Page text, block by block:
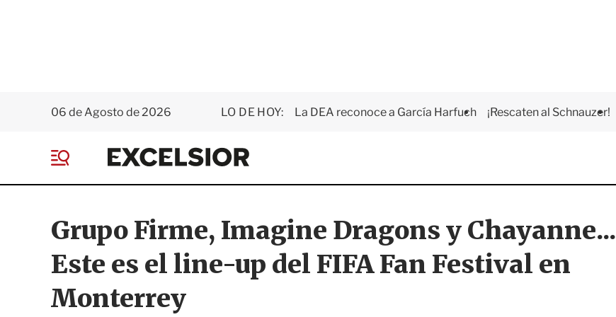
06 de Agosto de 2026 LO DE HOY: La DEA reconoce a García Harfuch ¡Rescaten al Schnauzer!
E
x
e
i
o
r
e
Grupo Firme, Imagine Dragons y Chayanne...
Este es el line-up del FIFA Fan Festival en
Monterrey